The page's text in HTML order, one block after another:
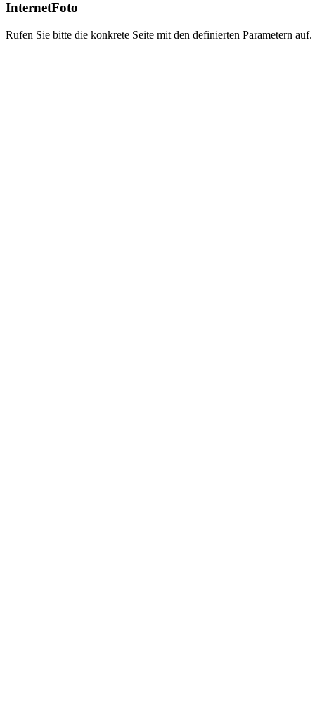
InternetFoto
Rufen Sie bitte die konkrete Seite mit den definierten Parametern auf.